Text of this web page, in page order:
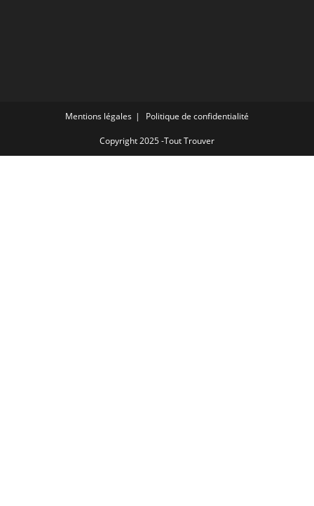
Mentions légales Politique de confidentialité
Copyright 2025 -Tout Trouver